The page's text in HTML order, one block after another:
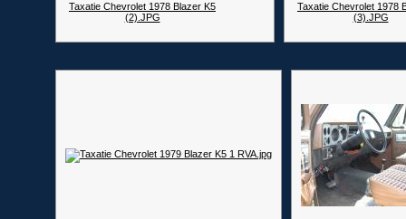
Taxatie Chevrolet 1978 Blazer K5
(2).JPG
Taxatie Chevrolet 1978
(3).JPG